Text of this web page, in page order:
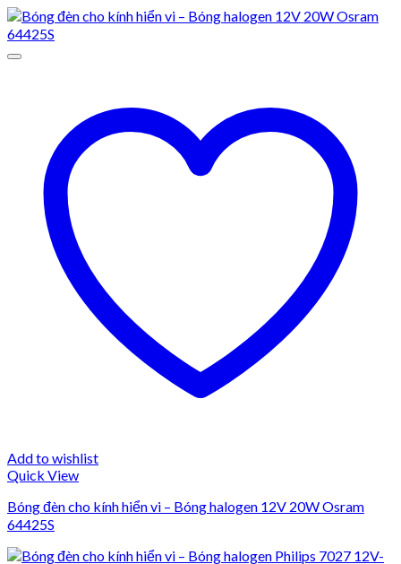
Add to wishlist
Quick View
Bóng đèn cho kính hiển vi – Bóng halogen 12V 20W Osram
64425S